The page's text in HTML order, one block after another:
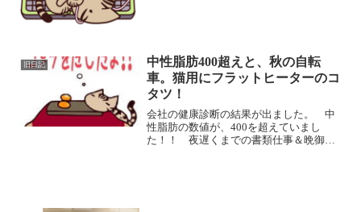
旧日記
中性脂肪400超えと、秋の自転
車。猫用にフラットヒーターのコ
タツ！
会社の健康診断の結果が出ました。 中
性脂肪の数値が、400を超えていまし
た！！ 夜遅くまでの書類仕事＆晩御飯